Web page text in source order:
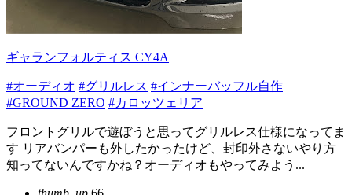
ギャランフォルティス CY4A
#オーディオ #グリルレス #インナーバッフル自作
#GROUND ZERO #カロッツェリア
フロントグリルで遊ぼうと思ってグリルレス仕様になってま
す リアバンパーも外したかったけど、封印外さないやり方
知ってないんですかね？オーディオもやってみよう...